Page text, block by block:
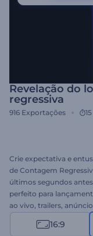
Revelação do
regressiva
916 Exportações
Crie expectativa e
de Contagem
últimos segundos
perfeito para
ao vivo, trailers,
Personalize-o em
música de fundo. Seja
16:9